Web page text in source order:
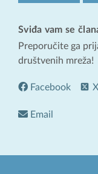
Sviđa vam se
Preporučite ga
društvenih mreža!
Facebook X
Email